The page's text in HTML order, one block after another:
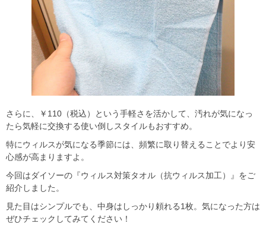
さらに、￥110（税込）という手軽さを活かして、汚れが気になっ
たら気軽に交換する使い倒しスタイルもおすすめ。
特にウィルスが気になる季節には、頻繁に取り替えることでより安
心感が高まりますよ。
今回はダイソーの『ウィルス対策タオル（抗ウィルス加工）』をご
紹介しました。
見た目はシンプルでも、中身はしっかり頼れる1枚。気になった方は
ぜひチェックしてみてください！